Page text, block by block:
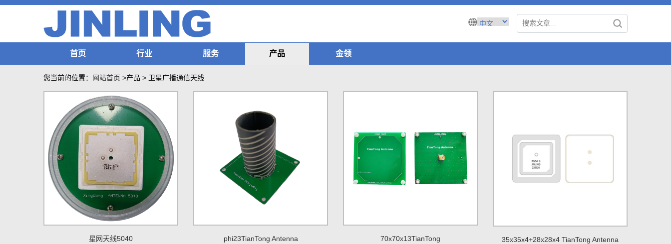
首页 行业 服务 产品 金领
您当前的位置： 网站首页 >产品 > 卫星广播通信天线
星网天线5040 phi23TianTong Antenna 70x70x13TianTong 35x35x4+28x28x4 TianTong Antenna